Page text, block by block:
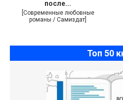
после...
[Современные любовные
романы / Самиздат]
Топ 50